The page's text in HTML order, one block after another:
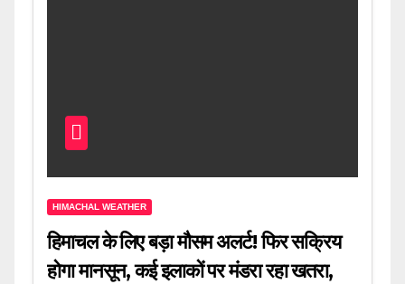
HIMACHAL WEATHER
हिमाचल के लिए बड़ा मौसम अलर्ट! फिर सक्रिय
होगा मानसून, कई इलाकों पर मंडरा रहा खतरा,